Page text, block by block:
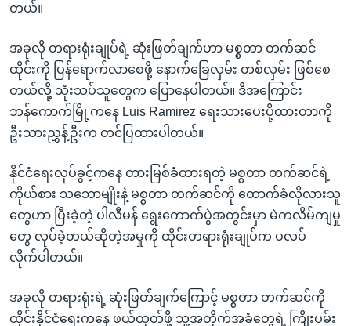
စာမျက်နှာ
ကျော်
ကြည့်
ရန်
ရှာဖွေ
ရန်
နေရာ
သို့
ကျော်
ရန်
သုတပဒေသာ အင်္ဂလိပ်စာ
ဗွီအိုအေ လူမှုကွန်ယက်များ
ဘာသာစကားများ
တယ်။
အခုလို တရားရုံးချုပ်ရဲ့ ဆုံးဖြတ်ချက်ဟာ မစ္စတာ တက်ဆင်
ထိုင်းကို ပြန်ရောက်လာစေဖို့ နောက်ခြေလှမ်း တစ်လှမ်း ဖြစ်စေ
တယ်လို့ သုံးသပ်သူတွေက ပြောနေပါတယ်။ ဒီအကြောင်း
ဘန်ကောက်မြို့ကနေ Luis Ramirez ရေးသားပေးပို့ထားတာကို
ဦးသားညွှန့်ဦးက တင်ပြထားပါတယ်။
နိုင်ငံရေးလုပ်ခွင့်ကနေ တားမြစ်ခံထားရတဲ့ မစ္စတာ တက်ဆင်ရဲ့
ကိုယ်စား သဘောမျိုးနဲ့ မစ္စတာ တက်ဆင်ကို ထောက်ခံလိုလားသူ
တွေဟာ ပြီးခဲ့တဲ့ ပါလီမန် ရွေးကောက်ပွဲအတွင်းမှာ မဲကလိမ်ကျမှု
တွေ လုပ်ခဲ့တယ်ဆိုတဲ့အမှုကို ထိုင်းတရားရုံးချုပ်က ပလပ်
လိုက်ပါတယ်။
အခုလို တရားရုံးရဲ့ ဆုံးဖြတ်ချက်ကြောင့် မစ္စတာ တက်ဆင်ကို
ထိုင်းနိုင်ငံရေးကနေ ဖယ်ထုတ်ဖို့ သူ့အတိုက်အခံတွေရဲ့ ကြိုးပမ်း